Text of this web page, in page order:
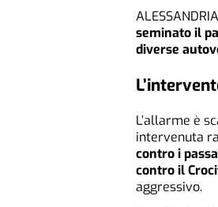
seminato il
diverse
L’allarme è
intervenuta
contro i
contro il
aggressivo.